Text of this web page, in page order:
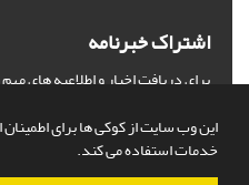
این وب سایت از کوکی ها برای اطمینان
خدمات استفاده می کند.
اشتراک خبرنامه
برای دریافت اخبار و اطلاعیه های